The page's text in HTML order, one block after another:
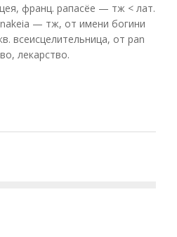
франц. рапасёе — тж < лат.
— тж, от имени богини
всеисцелительница, от pan
лекарство.